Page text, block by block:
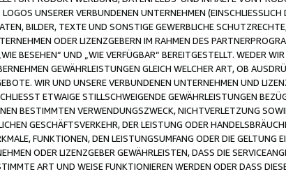
UNSERER VERBUNDENEN UNTERNEHMEN
BILDER, TEXTE UND SONSTIGE GEWERBLICHE
ODER LIZENZGEBERN IM RAHMEN DES
BESEHEN“ UND „WIE VERFÜGBAR“ BEREITGESTELLT. WEDER
GEWÄHRLEISTUNGEN GLEICH WELCHER ART, OB
WIR UND UNSERE VERBUNDENEN UNTERNEHMEN UND
ETWAIGE STILLSCHWEIGENDE GEWÄHRLEISTUNGEN
BESTIMMTEN VERWENDUNGSZWECK, NICHTVERLETZUNG
GESCHÄFTSVERKEHR, DER LEISTUNG ODER
FUNKTIONEN, DEN LEISTUNGSUMFANG ODER DIE GELTUNG
ODER LIZENZGEBER GEWÄHRLEISTEN, DASS DIE
ART UND WEISE FUNKTIONIEREN WERDEN ODER DASS